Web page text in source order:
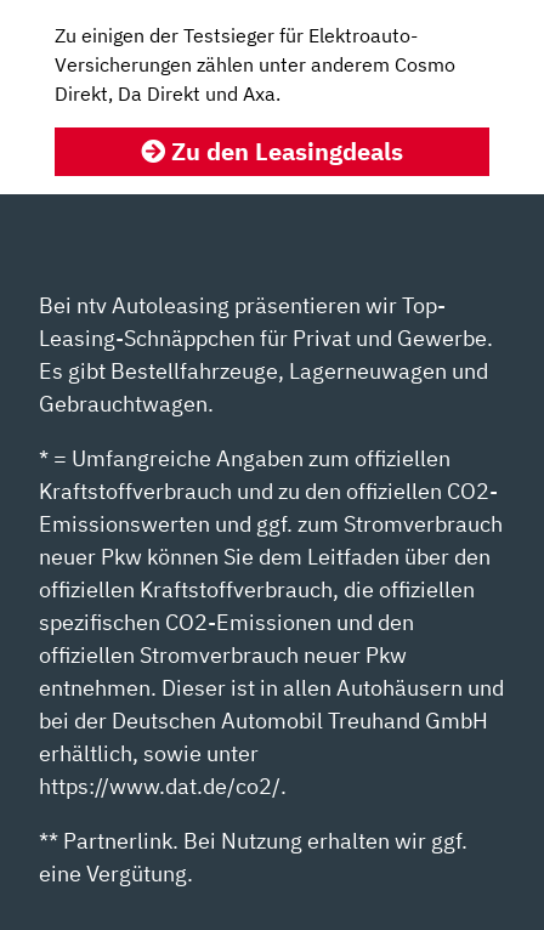
Zu einigen der Testsieger für Elektroauto-
Versicherungen zählen unter anderem Cosmo
Direkt, Da Direkt und Axa.
Zu den Leasingdeals
Bei ntv Autoleasing präsentieren wir Top-
Leasing-Schnäppchen für Privat und Gewerbe.
Es gibt Bestellfahrzeuge, Lagerneuwagen und
Gebrauchtwagen.
* = Umfangreiche Angaben zum offiziellen
Kraftstoffverbrauch und zu den offiziellen CO2-
Emissionswerten und ggf. zum Stromverbrauch
neuer Pkw können Sie dem Leitfaden über den
offiziellen Kraftstoffverbrauch, die offiziellen
spezifischen CO2-Emissionen und den
offiziellen Stromverbrauch neuer Pkw
entnehmen. Dieser ist in allen Autohäusern und
bei der Deutschen Automobil Treuhand GmbH
erhältlich, sowie unter
https://www.dat.de/co2/.
** Partnerlink. Bei Nutzung erhalten wir ggf.
eine Vergütung.